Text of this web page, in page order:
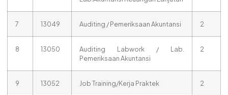
7 13049 Auditing / Pemeriksaan Akuntansi 2
8 13050
Auditing Labwork / Lab.
Pemeriksaan Akuntansi
2
9 13052 Job Training/Kerja Praktek 2